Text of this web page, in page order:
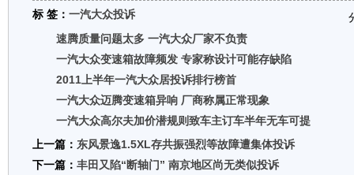
标 签： 一汽大众投诉
速腾质量问题太多 一汽大众厂家不负责
一汽大众变速箱故障频发 专家称设计可能存缺陷
2011上半年一汽大众居投诉排行榜首
一汽大众迈腾变速箱异响 厂商称属正常现象
一汽大众高尔夫加价潜规则致车主订车半年无车可提
上一篇： 东风景逸1.5XL存共振强烈等故障遭集体投诉
下一篇： 丰田又陷“断轴门” 南京地区尚无类似投诉